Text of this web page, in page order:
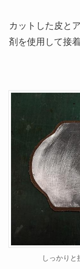
カットした皮と
剤を使用して接着
しっかりと